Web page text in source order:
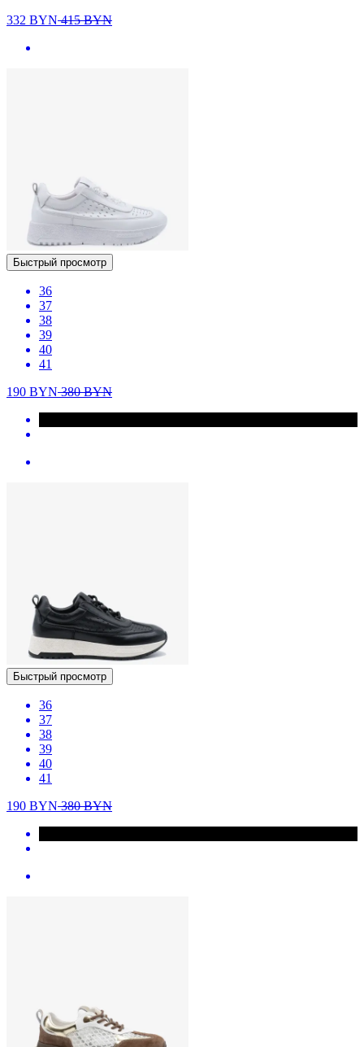
332 BYN415BYN
Быстрый просмотр
36
37
38
39
40
41
190 BYN380BYN
Быстрый просмотр
36
37
38
39
40
41
190 BYN380BYN